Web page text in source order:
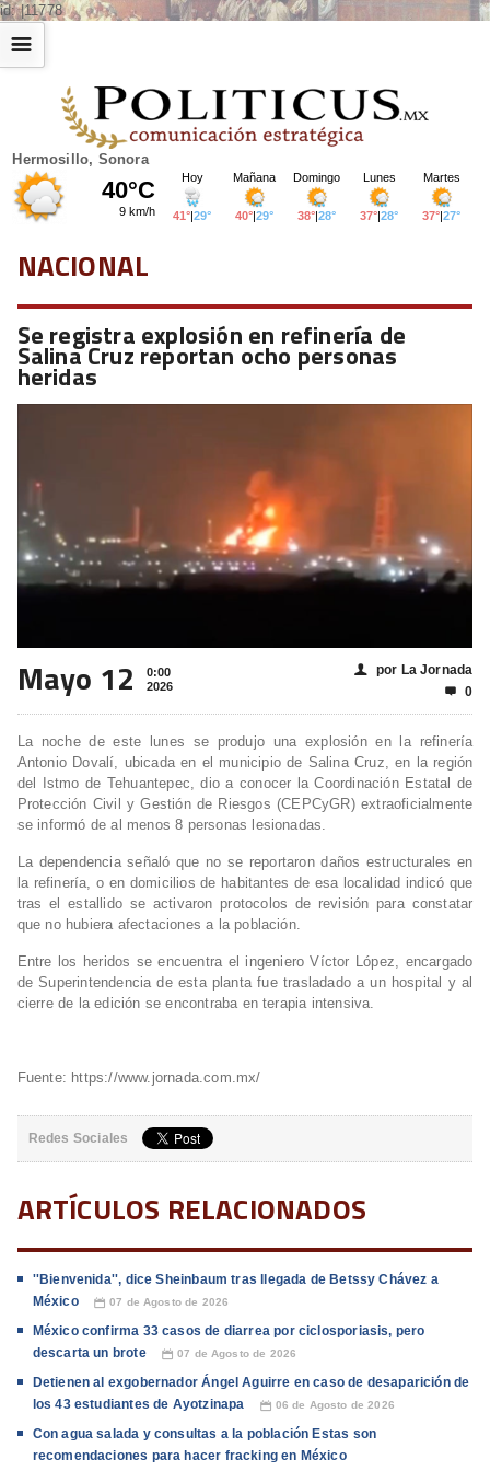
id: |11778
Hermosillo, Sonora
☰
NACIONAL
Se registra explosión en refinería de
Salina Cruz reportan ocho personas
heridas
Mayo 12
0:00
2026
👤 por La Jornada
 0
La noche de este lunes se produjo una explosión en la refinería
Antonio Dovalí, ubicada en el municipio de Salina Cruz, en la región
del Istmo de Tehuantepec, dio a conocer la Coordinación Estatal de
Protección Civil y Gestión de Riesgos (CEPCyGR) extraoficialmente
se informó de al menos 8 personas lesionadas.
La dependencia señaló que no se reportaron daños estructurales en
la refinería, o en domicilios de habitantes de esa localidad indicó que
tras el estallido se activaron protocolos de revisión para constatar
que no hubiera afectaciones a la población.
Entre los heridos se encuentra el ingeniero Víctor López, encargado
de Superintendencia de esta planta fue trasladado a un hospital y al
cierre de la edición se encontraba en terapia intensiva.
Fuente: https://www.jornada.com.mx/
Redes Sociales
ARTÍCULOS RELACIONADOS
''Bienvenida'', dice Sheinbaum tras llegada de Betssy Chávez a
México
📅 07 de Agosto de 2026
México confirma 33 casos de diarrea por ciclosporiasis, pero
descarta un brote
📅 07 de Agosto de 2026
Detienen al exgobernador Ángel Aguirre en caso de desaparición de
los 43 estudiantes de Ayotzinapa
📅 06 de Agosto de 2026
Con agua salada y consultas a la población Estas son
recomendaciones para hacer fracking en México